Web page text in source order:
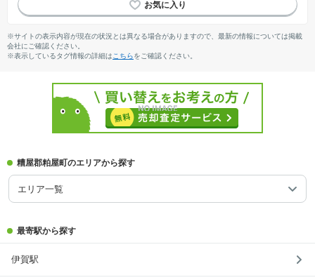
モニター付きインターホン
エレベーター
※サイトの表示内容が現在の状況とは異なる場合がありますので、最新の情報については掲載
会社にご確認ください。
※表示しているタグ情報の詳細は こちらをご確認ください。
糟屋郡粕屋町のエリアから探す
エリア一覧
最寄駅から探す
伊賀駅